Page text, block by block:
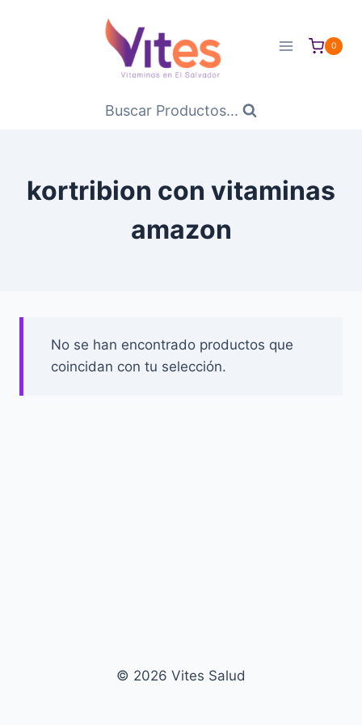
0
Buscar Productos...
kortribion con vitaminas
amazon
No se han encontrado productos que
coincidan con tu selección.
© 2026 Vites Salud